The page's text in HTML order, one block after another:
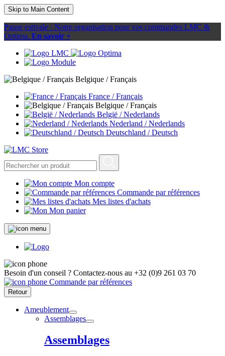
Skip to Main Content
Pause estivale : Notre organisation pour vos commandes LMC &
Optima. En savoir +
Belgique / Français
France / Français
Belgique / Français
België / Nederlands
Nederland / Nederlands
Deutschland / Deutsch
Mon compte
Commande par références
Mes listes d'achats
Mon panier
Besoin d'un conseil ? Contactez-nous au +32 (0)9 261 03 70
Commande par références
Retour
Ameublement
Assemblages
Assemblages